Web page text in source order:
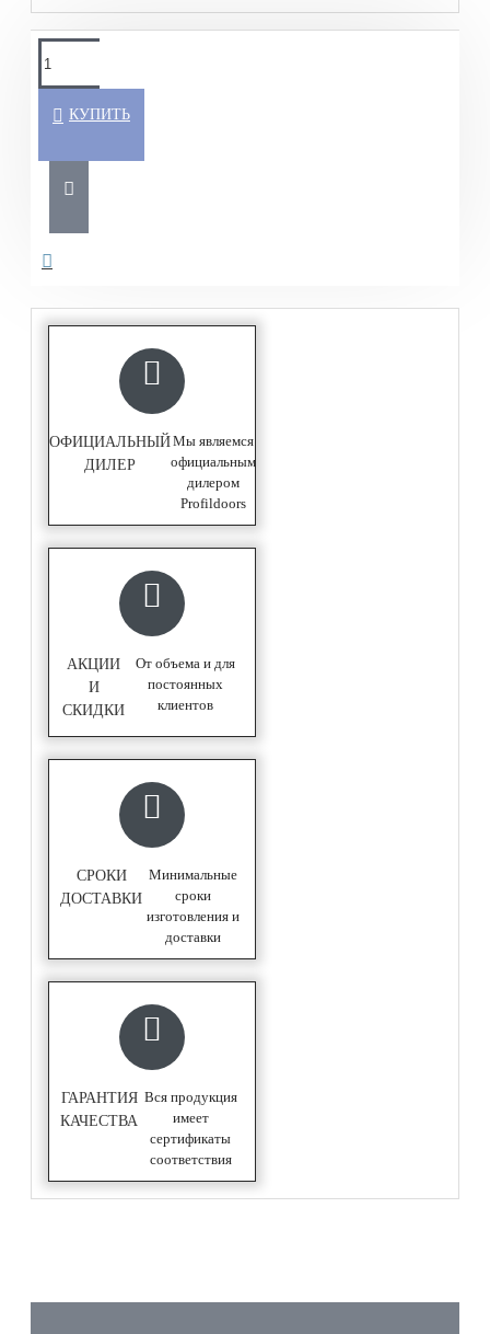
КУПИТЬ
ОФИЦИАЛЬНЫЙ
ДИЛЕР
Мы являемся
официальным
дилером
Profildoors
АКЦИИ
И
СКИДКИ
От объема и для
постоянных
клиентов
СРОКИ
ДОСТАВКИ
Минимальные
сроки
изготовления и
доставки
ГАРАНТИЯ
КАЧЕСТВА
Вся продукция
имеет
сертификаты
соответствия